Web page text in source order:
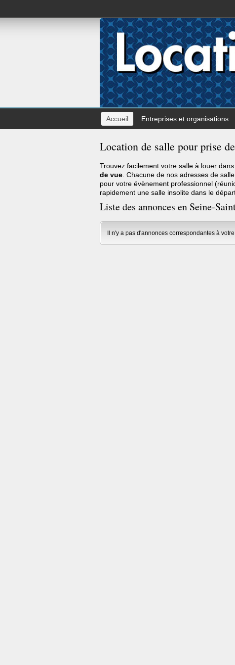
Accueil Entreprises et organisations
Location de salle pour prise
Trouvez facilement votre salle à louer dans
de vue . Chacune de nos adresses de
pour votre évènement professionnel
rapidement une salle insolite dans le
Liste des annonces en Seine-
Il n'y a pas d'annonces correspondantes à